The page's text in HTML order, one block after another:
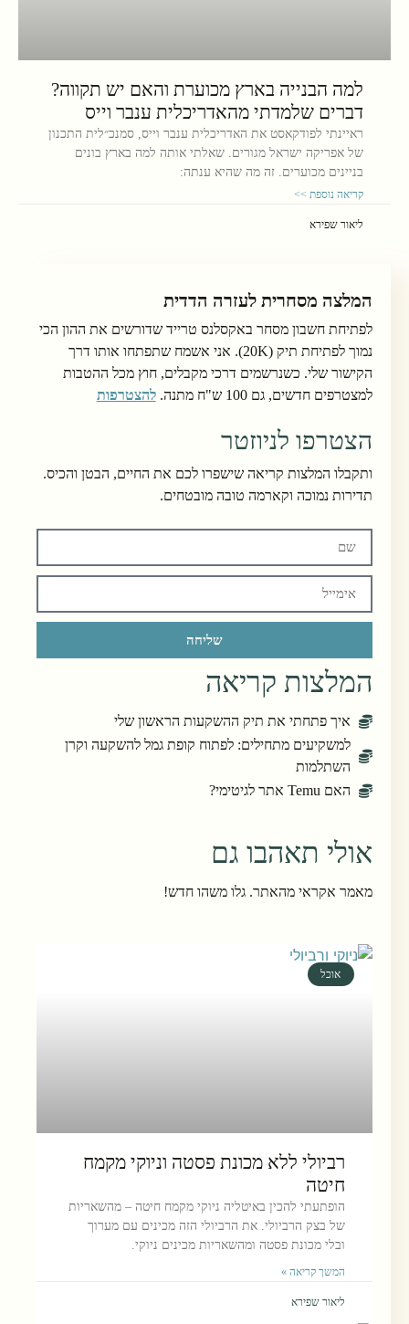
למה הבנייה בארץ מכוערת והאם יש תקווה?
דברים שלמדתי מהאדריכלית ענבר וייס
ראיינתי לפודקאסט את האדריכלית ענבר וייס, סמנכ״לית התכנון
של אפריקה ישראל מגורים. שאלתי אותה למה בארץ בונים
בניינים מכוערים. זה מה שהיא ענתה:
קריאה נוספת >>
ליאור שפירא
המלצה מסחרית לעזרה הדדית
לפתיחת חשבון מסחר באקסלנס טרייד שדורשים את ההון הכי
נמוך לפתיחת תיק (20K). אני אשמח שתפתחו אותו דרך
הקישור שלי. כשנרשמים דרכי מקבלים, חוץ מכל ההטבות
למצטרפים חדשים, גם 100 ש"ח מתנה.
להצטרפות
הצטרפו לניוזטר
ותקבלו המלצות קריאה שישפרו לכם את החיים, הבטן והכיס.
תדירות נמוכה וקארמה טובה מובטחים.
שליחה
המלצות קריאה
איך פתחתי את תיק ההשקעות הראשון שלי
למשקיעים מתחילים: לפתוח קופת גמל להשקעה וקרן
השתלמות
האם Temu אתר לגיטימי?
אולי תאהבו גם
מאמר אקראי מהאתר. גלו משהו חדש!
אוכל
רביולי ללא מכונת פסטה וניוקי מקמח
חיטה
הופתעתי להכין באיטליה ניוקי מקמח חיטה – מהשאריות
של בצק הרביולי. את הרביולי הזה מכינים עם מערוך
ובלי מכונת פסטה ומהשאריות מכינים ניוקי.
המשך קריאה »
ליאור שפירא